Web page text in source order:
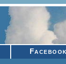
Facebook